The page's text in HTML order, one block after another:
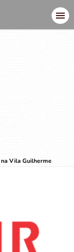
Vila Guilherme